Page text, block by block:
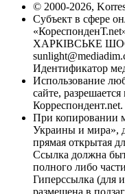
© 2000-2026,
Субъект в сфере
ХАРКІВСЬКЕ
Идентификатор
Использование
сайте,
Корреспондент.net.
При копировании
Украины и мира»,
прямая открытая
Ссылка должна
полного либо
Гиперссылка (для